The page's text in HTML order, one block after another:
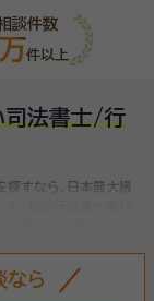
談件数
件以上
司法書士/行
すなら、日本最大級
に強い司法書士/行
言書の確認、遺産分
財産が基礎控除額を
なら